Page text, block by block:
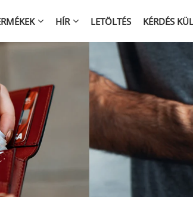
HÍR LETÖLTÉS KÉRDÉS